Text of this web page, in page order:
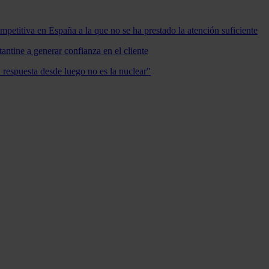
en España a la que no se ha prestado la atención suficiente
a generar confianza en el cliente
desde luego no es la nuclear"